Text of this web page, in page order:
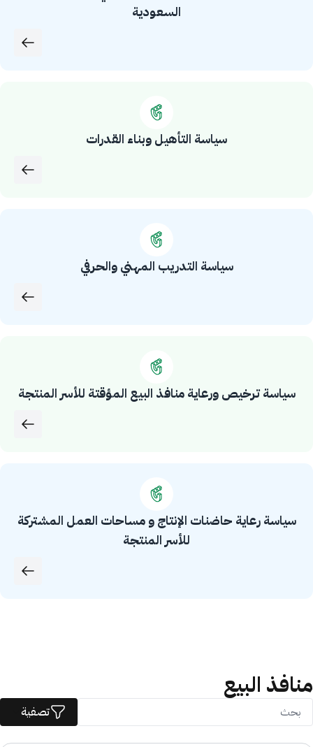
السعودية
سياسة التأهيل وبناء القدرات
سياسة التدريب المهني والحرفي
سياسة ترخيص ورعاية منافذ البيع المؤقتة للأسر المنتجة
سياسة رعاية حاضنات الإنتاج و مساحات العمل المشتركة
للأسر المنتجة
منافذ البيع
تصفية